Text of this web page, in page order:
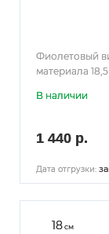
Фиолетовый
материала
В наличии
1 440 р.
Дата отгрузки:
18см